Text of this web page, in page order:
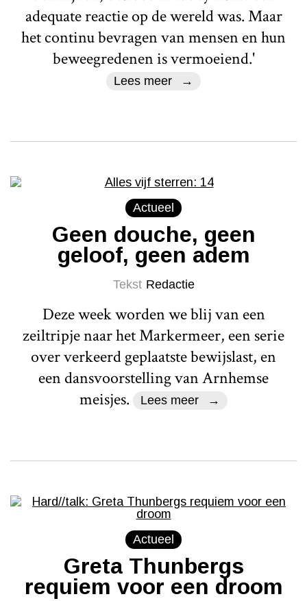
adequate reactie op de wereld was. Maar
het continu bevragen van mensen en hun
beweegredenen is vermoeiend.'
Lees meer
Actueel
Geen douche, geen
geloof, geen adem
Tekst Redactie
Deze week worden we blij van een
zeiltripje naar het Markermeer, een serie
over verkeerd geplaatste bewijslast, en
een dansvoorstelling van Arnhemse
meisjes.
Lees meer
Actueel
Greta Thunbergs
requiem voor een droom